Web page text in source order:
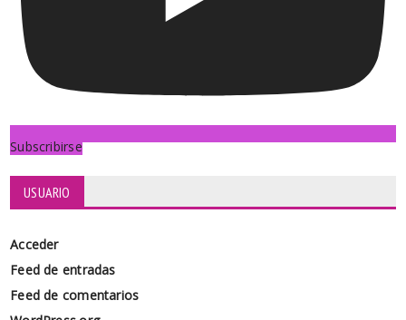
Subscribirse
USUARIO
Acceder
Feed de entradas
Feed de comentarios